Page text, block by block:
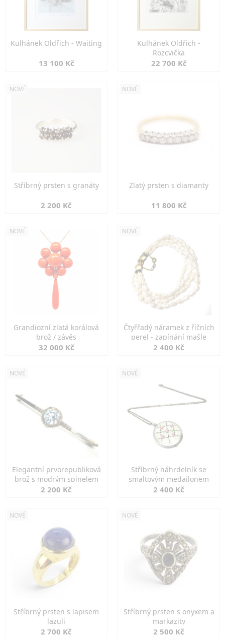
Kulhánek Oldřich - Waiting
13 100 Kč
Kulhánek Oldřich -
Rozcvička
22 700 Kč
NOVÉ
Stříbrný prsten s granáty
2 200 Kč
NOVÉ
Zlatý prsten s diamanty
11 800 Kč
NOVÉ
Grandiozní zlatá korálová
brož / závěs
32 000 Kč
NOVÉ
Čtyřřadý náramek z říčních
perel - zapínání mašle
2 400 Kč
NOVÉ
Elegantní prvorepubliková
brož s modrým spinelem
2 200 Kč
NOVÉ
Stříbrný náhrdelník se
smaltovým medailonem
2 400 Kč
NOVÉ
Stříbrný prsten s lapisem
lazuli
2 700 Kč
NOVÉ
Stříbrný prsten s onyxem a
markazity
2 500 Kč